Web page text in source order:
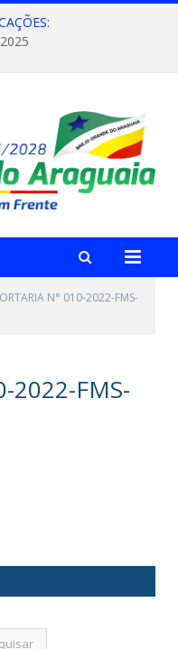
N° 010-2022-FMS-
2022-FMS-